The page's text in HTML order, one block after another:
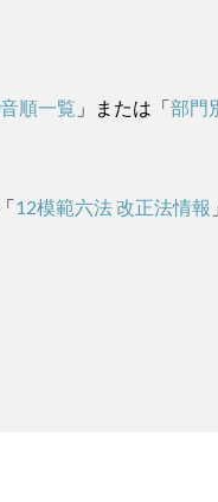
順一覧 」または「部門
12模範六法 改正法情報